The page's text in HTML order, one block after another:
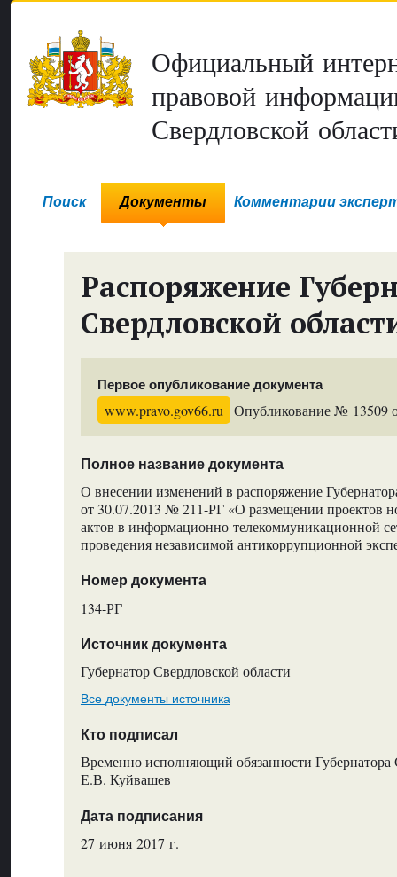
Официальный
правовой
Свердловской
Поиск Документы Комментарии
Распоряжение
Свердловской
Первое опубликование документа
www.pravo.gov66.ru Опубликование № 13509
Полное название документа
О внесении изменений в распоряжение
от 30.07.2013 № 211-РГ «О размещении проектов
актов в информационно-телекоммуникационной
проведения независимой антикоррупционной
Номер документа
134-РГ
Источник документа
Губернатор Свердловской области
Все документы источника
Кто подписал
Временно исполняющий обязанности Губернатора
Е.В. Куйвашев
Дата подписания
27 июня 2017 г.